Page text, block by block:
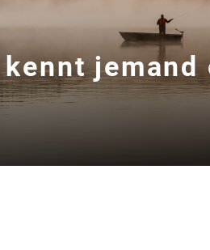
jemand